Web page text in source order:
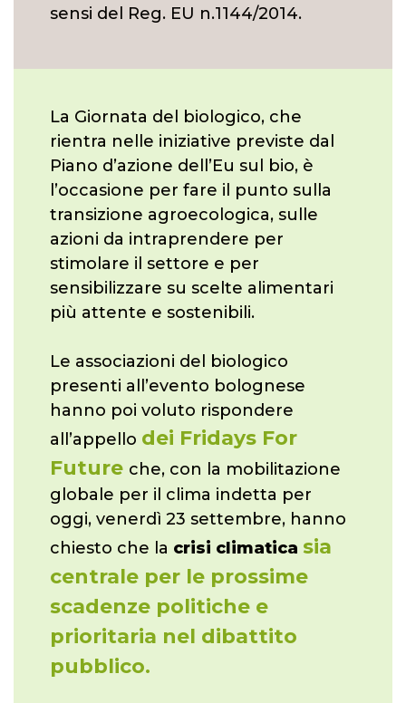
sensi del Reg. EU n.1144/2014.
La Giornata del biologico, che
rientra nelle iniziative previste dal
Piano d’azione dell’Eu sul bio, è
l’occasione per fare il punto sulla
transizione agroecologica, sulle
azioni da intraprendere per
stimolare il settore e per
sensibilizzare su scelte alimentari
più attente e sostenibili.
Le associazioni del biologico
presenti all’evento bolognese
hanno poi voluto rispondere
all’appello dei Fridays For
Future che, con la mobilitazione
globale per il clima indetta per
oggi, venerdì 23 settembre, hanno
chiesto che la crisi climatica sia
centrale per le prossime
scadenze politiche e
prioritaria nel dibattito
pubblico.